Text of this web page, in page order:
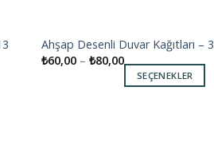
to
Add
Ahşap Desenli Duvar Kağıtları – 3
₺60,00 –₺80,00
SEÇENEKLER